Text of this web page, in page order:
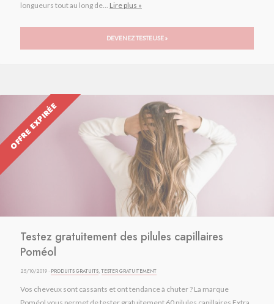
longueurs tout au long de... Lire plus »
DEVENEZ TESTEUSE »
OFFRE EXPIRÉE
Testez gratuitement des pilules capillaires
Poméol
25/10/2019 · PRODUITS GRATUITS,TESTER GRATUITEMENT
Vos cheveux sont cassants et ont tendance à chuter ? La marque